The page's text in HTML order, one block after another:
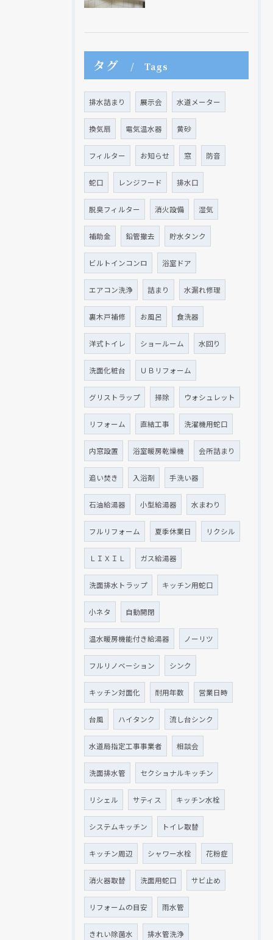
タグ Tags
排水詰まり 展示会 水道メーター
換気扇 電気温水器 黄砂
フィルター お知らせ 窓 防音
蛇口 レンジフード 排水口
脱臭フィルター 消火設備 湿気
補助金 鉛管撤去 貯水タンク
ビルトインコンロ 浴室ドア
エアコン洗浄 詰まり 水漏れ修理
裏木戸補修 お風呂 食洗器
洋式トイレ ショールーム 水回り
洗面化粧台 ＵＢリフォーム
グリストラップ 掃除 ウォシュレット
リフォーム 直結工事 洗濯機用蛇口
内窓設置 浴室暖房乾燥機 会所詰まり
追い焚き 入浴剤 手洗い器
石油給湯器 小型給湯器 水まわり
フルリフォーム 夏季休業日 リクシル
ＬＩＸＩＬ ガス給湯器
洗面排水トラップ キッチン用蛇口
小ネタ 自動開閉
温水暖房機能付き給湯器 ノーリツ
フルリノベーション シンク
キッチン対面化 耐用年数 営業日時
台風 ハイタンク 流し台シンク
水道局指定工事事業者 相談会
洗面排水管 セクショナルキッチン
リシェル サティス キッチン水栓
システムキッチン トイレ取替
キッチン周辺 シャワー水栓 花粉症
消火器取替 洗面用蛇口 サビ止め
リフォームの目安 雨水管
きれい除菌水 排水管洗浄
現在、新聞に入っている折込チラシです。
クリックでチラシのページにジャンプします
現在、新聞に入っている折込チラシです。
クリックでチラシのページにジャンプします